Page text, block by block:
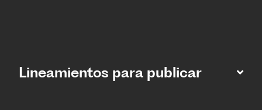
Lineamientos para publicar